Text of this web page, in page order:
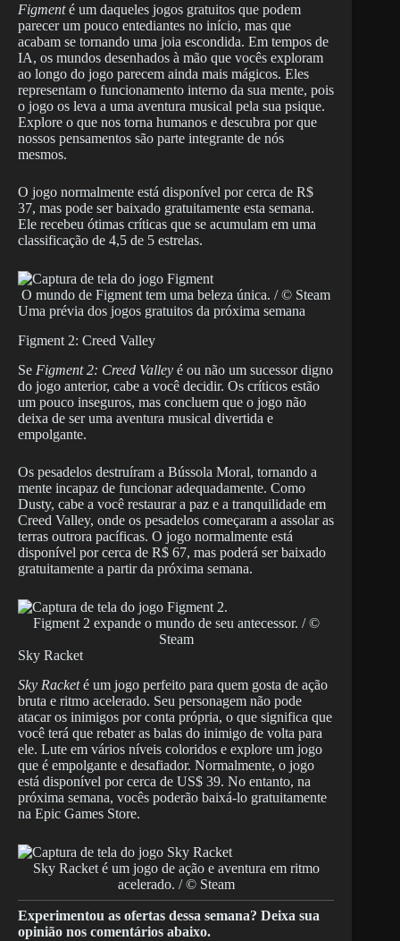
Figmenté um daqueles jogos gratuitos que podem
parecer um pouco entediantes no início, mas que
acabam se tornando uma joia escondida. Em tempos de
IA, os mundos desenhados à mão que vocês exploram
ao longo do jogo parecem ainda mais mágicos. Eles
representam o funcionamento interno da sua mente, pois
o jogo os leva a uma aventura musical pela sua psique.
Explore o que nos torna humanos e descubra por que
nossos pensamentos são parte integrante de nós
mesmos.
O jogo normalmente está disponível por cerca de R$
37, mas pode ser baixado gratuitamente esta semana.
Ele recebeu ótimas críticas que se acumulam em uma
classificação de 4,5 de 5 estrelas.
O mundo de Figment tem uma beleza única. / © Steam
Uma prévia dos jogos gratuitos da próxima semana
Figment 2: Creed Valley
Se Figment 2: Creed Valley é ou não um sucessor digno
do jogo anterior, cabe a você decidir. Os críticos estão
um pouco inseguros, mas concluem que o jogo não
deixa de ser uma aventura musical divertida e
empolgante.
Os pesadelos destruíram a Bússola Moral, tornando a
mente incapaz de funcionar adequadamente. Como
Dusty, cabe a você restaurar a paz e a tranquilidade em
Creed Valley, onde os pesadelos começaram a assolar as
terras outrora pacíficas. O jogo normalmente está
disponível por cerca de R$ 67, mas poderá ser baixado
gratuitamente a partir da próxima semana.
Figment 2 expande o mundo de seu antecessor. / ©
Steam
Sky Racket
Sky Racketé um jogo perfeito para quem gosta de ação
bruta e ritmo acelerado. Seu personagem não pode
atacar os inimigos por conta própria, o que significa que
você terá que rebater as balas do inimigo de volta para
ele. Lute em vários níveis coloridos e explore um jogo
que é empolgante e desafiador. Normalmente, o jogo
está disponível por cerca de US$ 39. No entanto, na
próxima semana, vocês poderão baixá-lo gratuitamente
na Epic Games Store.
Sky Racket é um jogo de ação e aventura em ritmo
acelerado. / © Steam
Experimentou as ofertas dessa semana? Deixa sua
opinião nos comentários abaixo.